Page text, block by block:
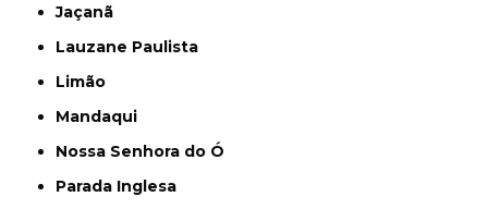
Jaçanã
Lauzane Paulista
Limão
Mandaqui
Nossa Senhora do Ó
Parada Inglesa